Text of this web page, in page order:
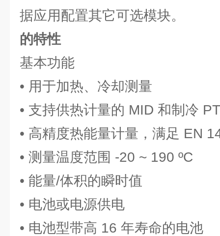
据应用配置其它可选模块。
的特性
基本功能
• 用于加热、冷却测量
• 支持供热计量的 MID 和制冷
• 高精度热能量计量，满足 EN
• 测量温度范围 -20 ~ 190 ºC
• 能量/体积的瞬时值
• 电池或电源供电
• 电池型带高 16 年寿命的电池